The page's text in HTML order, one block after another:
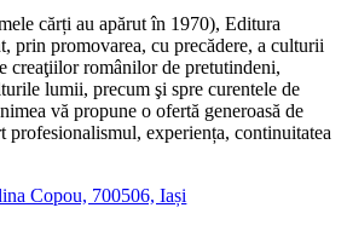
cărți au apărut în 1970), Editura
prin promovarea, cu precădere, a culturii
creaţiilor românilor de pretutindeni,
lumii, precum şi spre curentele de
vă propune o ofertă generoasă de
profesionalismul, experiența, continuitatea
Copou, 700506, Iași